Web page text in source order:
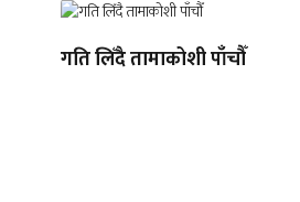
गति लिँदै तामाकोशी पाँचौँ